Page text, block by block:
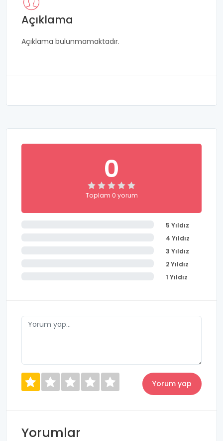
Açıklama
Açıklama bulunmamaktadır.
0
Toplam 0 yorum
5 Yıldız
4 Yıldız
3 Yıldız
2 Yıldız
1 Yıldız
Yorumlar